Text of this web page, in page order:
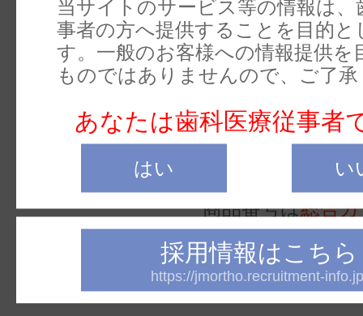
当サイトのサービス等の情報は、
事者の方へ提供することを目的と
す。一般のお客様への情報提供を
ものではありませんので、ご了
あなたは歯科医療従事者
はい い
採用情報はこちら
https://jmortho.recruitment-
医療機器
分類
一
製造販売
業者
株
商品番号は総合
オスターシステ
覧ください。